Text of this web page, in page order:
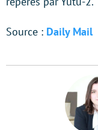
Source : Daily Mail